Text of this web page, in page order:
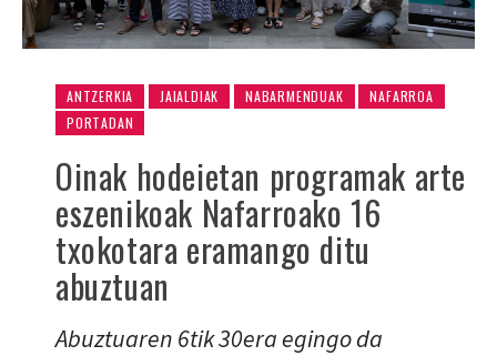
ANTZERKIA JAIALDIAK NABARMENDUAK
NAFARROA
PORTADAN
Oinak hodeietan programak arte
eszenikoak Nafarroako 16
txokotara eramango ditu
abuztuan
Abuztuaren 6tik 30era egingo da